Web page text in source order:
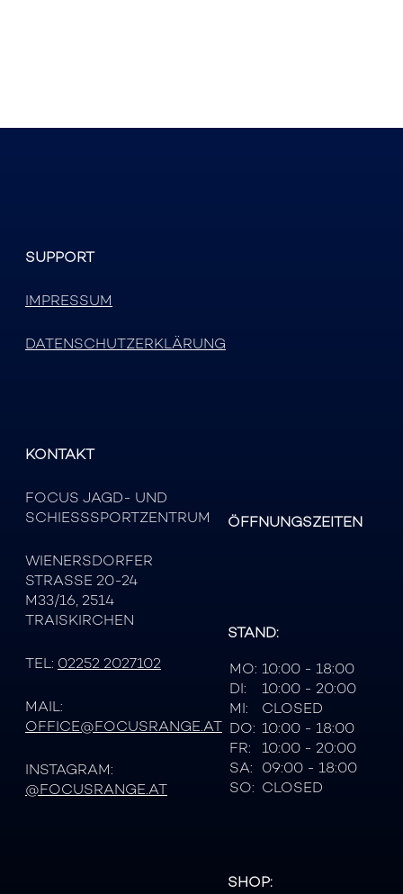
SUPPORT
IMPRESSUM
DATENSCHUTZERKLÄRUNG
KONTAKT
FOCUS JAGD- UND
SCHIESSSPORTZENTRUM
WIENERSDORFER
STRASSE 20-24
M33/16, 2514
TRAISKIRCHEN
TEL: 02252 2027102
MAIL:
OFFICE@FOCUSRANGE.AT
INSTAGRAM:
@FOCUSRANGE.AT
ÖFFNUNGSZEITEN
STAND:
MO: 10:00 - 18:00
DI:
10:00 - 20:00
MI:
CLOSED
DO: 10:00 - 18:00
FR:
10:00 - 20:00
SA: 09:00 - 18:00
SO: CLOSED
SHOP: